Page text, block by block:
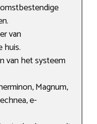
van
huis.
van het systeem
Magnum,
e-